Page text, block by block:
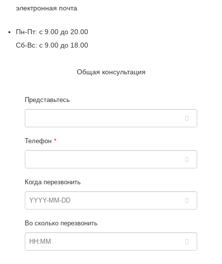
электронная почта
Пн-Пт: с 9.00 до 20.00
Сб-Вс: с 9.00 до 18.00
Общая консультация
Представьтесь
Телефон *
Когда перезвонить
Во сколько перезвонить